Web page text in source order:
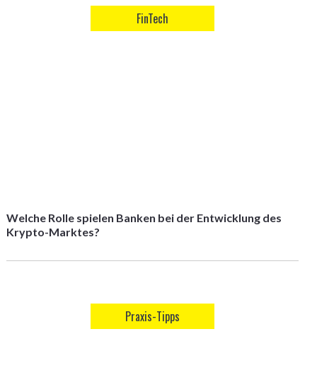
FinTech
Welche Rolle spielen Banken bei der Entwicklung des
Krypto-Marktes?
Praxis-Tipps